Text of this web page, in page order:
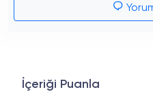
İçeriği Puanla